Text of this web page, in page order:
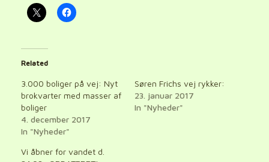
Related
3.000 boliger på vej: Nyt
brokvarter med masser af
boliger
4. december 2017
In "Nyheder"
Søren Frichs vej rykker:
23. januar 2017
In "Nyheder"
Vi åbner for vandet d.